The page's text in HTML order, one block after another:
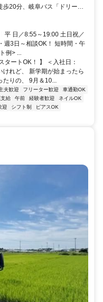
20分、岐阜バス「ドリーム
平 日／8:55～19:00 土日祝／
週3日～相談OK！ 短時間・午
例> ...
タートOK！ 】 ＜入社日：
れど、 新学期が始まったら
りの、 9月＆10...
夫歓迎 フリーター歓迎
車通勤OK
給 午前 経験者歓迎
ネイルOK
迎 シフト制
ピアスOK